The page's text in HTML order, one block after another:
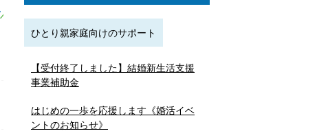
ひとり親家庭向けのサポート
【受付終了しました】結婚新生活支援
事業補助金
はじめの一歩を応援します《婚活イベ
ントのお知らせ》